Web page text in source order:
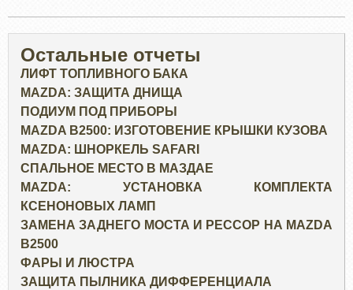
Остальные отчеты
ЛИФТ ТОПЛИВНОГО БАКА
MAZDA: ЗАЩИТА ДНИЩА
ПОДИУМ ПОД ПРИБОРЫ
MAZDA B2500: ИЗГОТОВЕНИЕ КРЫШКИ КУЗОВА
MAZDA: ШНОРКЕЛЬ SAFARI
СПАЛЬНОЕ МЕСТО В МАЗДАЕ
MAZDA: УСТАНОВКА КОМПЛЕКТА
КСЕНОНОВЫХ ЛАМП
ЗАМЕНА ЗАДНЕГО МОСТА И РЕССОР НА MAZDA
B2500
ФАРЫ И ЛЮСТРА
ЗАЩИТА ПЫЛНИКА ДИФФЕРЕНЦИАЛА